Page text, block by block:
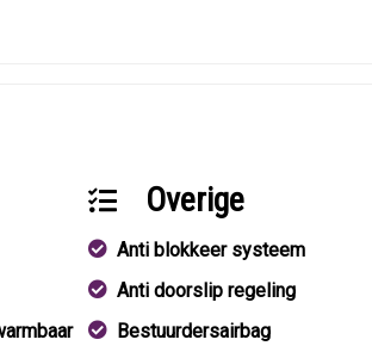
Overige
Anti blokkeer systeem
Anti doorslip regeling
Bestuurdersairbag